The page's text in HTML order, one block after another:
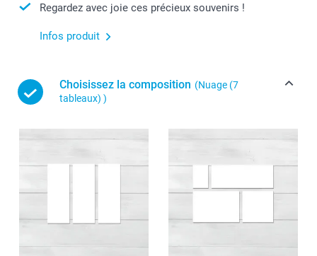
Regardez avec joie ces précieux souvenirs !
Infos produit
Choisissez la composition (Nuage (7
tableaux) )